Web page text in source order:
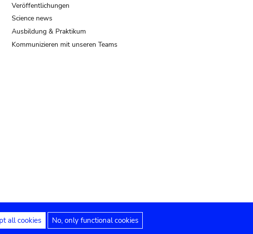
Veröffentlichungen
Science news
Ausbildung & Praktikum
Kommunizieren mit unseren Teams
Hinweise Erklärung zur Barrierefreiheit
all cookies No, only functional cookies